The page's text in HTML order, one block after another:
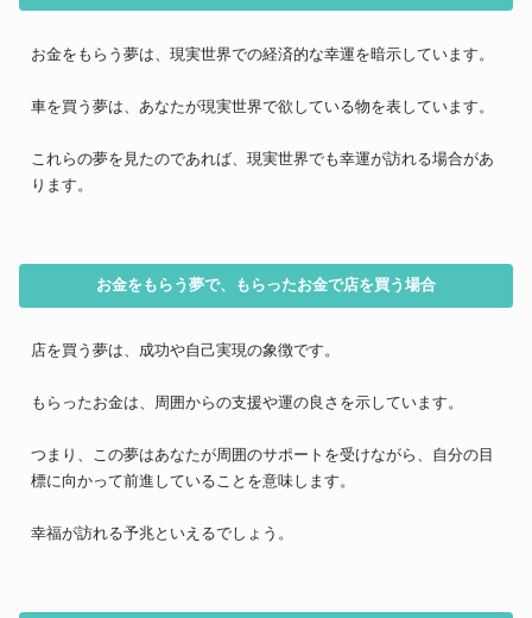
お金をもらう夢は、現実世界での経済的な幸運を暗示しています。
車を買う夢は、あなたが現実世界で欲している物を表しています。
これらの夢を見たのであれば、現実世界でも幸運が訪れる場合があ
ります。
お金をもらう夢で、もらったお金で店を買う場合
店を買う夢は、成功や自己実現の象徴です。
もらったお金は、周囲からの支援や運の良さを示しています。
つまり、この夢はあなたが周囲のサポートを受けながら、自分の目
標に向かって前進していることを意味します。
幸福が訪れる予兆といえるでしょう。